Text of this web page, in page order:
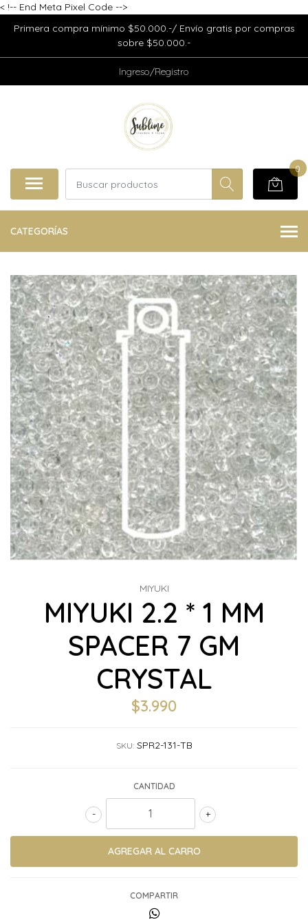
< !-- End Meta Pixel Code -->
Primera compra mínimo $50.000.-/ Envío gratis por compras
sobre $50.000.-
Ingreso/Registro
0
CATEGORÍAS
MIYUKI
MIYUKI 2.2 * 1 MM
SPACER 7 GM
CRYSTAL
$3.990
SKU: SPR2-131-TB
CANTIDAD
+
-
COMPARTIR